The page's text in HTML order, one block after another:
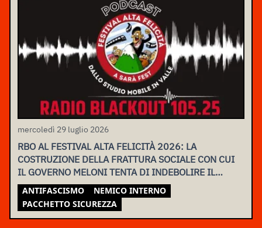
mercoledì 29 luglio 2026
RBO AL FESTIVAL ALTA FELICITÀ 2026: LA
COSTRUZIONE DELLA FRATTURA SOCIALE CON CUI
IL GOVERNO MELONI TENTA DI INDEBOLIRE IL
MOVIMENTO
ANTIFASCISMO
NEMICO INTERNO
PACCHETTO SICUREZZA